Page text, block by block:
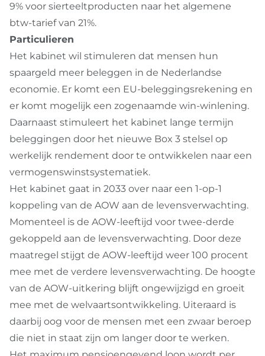
9% voor sierteeltproducten naar het algemene
btw-tarief van 21%.
Particulieren
Het kabinet wil stimuleren dat mensen hun
spaargeld meer beleggen in de Nederlandse
economie. Er komt een EU-beleggingsrekening en
er komt mogelijk een zogenaamde win-winlening.
Daarnaast stimuleert het kabinet lange termijn
beleggingen door het nieuwe Box 3 stelsel op
werkelijk rendement door te ontwikkelen naar een
vermogenswinstsystematiek.
Het kabinet gaat in 2033 over naar een 1-op-1
koppeling van de AOW aan de levensverwachting.
Momenteel is de AOW-leeftijd voor twee-derde
gekoppeld aan de levensverwachting. Door deze
maatregel stijgt de AOW-leeftijd weer 100 procent
mee met de verdere levensverwachting. De hoogte
van de AOW-uitkering blijft ongewijzigd en groeit
mee met de welvaartsontwikkeling. Uiteraard is
daarbij oog voor de mensen met een zwaar beroep
die niet in staat zijn om langer door te werken.